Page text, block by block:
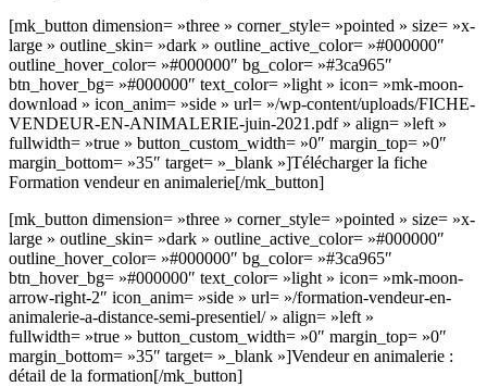
[mk_button dimension= »three » corner_style= »pointed » size= »x-
large » outline_skin= »dark » outline_active_color= »#000000″
outline_hover_color= »#000000″ bg_color= »#3ca965″
btn_hover_bg= »#000000″ text_color= »light » icon= »mk-moon-
download » icon_anim= »side » url= »/wp-content/uploads/FICHE-
VENDEUR-EN-ANIMALERIE-juin-2021.pdf » align= »left »
fullwidth= »true » button_custom_width= »0″ margin_top= »0″
margin_bottom= »35″ target= »_blank »]Télécharger la fiche
Formation vendeur en animalerie[/mk_button]
[mk_button dimension= »three » corner_style= »pointed » size= »x-
large » outline_skin= »dark » outline_active_color= »#000000″
outline_hover_color= »#000000″ bg_color= »#3ca965″
btn_hover_bg= »#000000″ text_color= »light » icon= »mk-moon-
arrow-right-2″ icon_anim= »side » url= »/formation-vendeur-en-
animalerie-a-distance-semi-presentiel/ » align= »left »
fullwidth= »true » button_custom_width= »0″ margin_top= »0″
margin_bottom= »35″ target= »_blank »]Vendeur en animalerie :
détail de la formation[/mk_button]